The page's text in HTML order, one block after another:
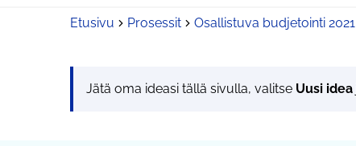
Etusivu Prosessit Osallistuva budjetointi 2021
Jätä oma ideasi tällä sivulla, valitse Uusi idea